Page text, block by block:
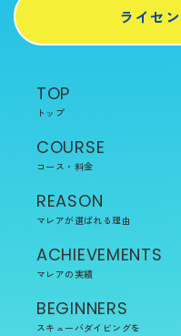
ライセ
TOP
トップ
COURSE
コース・料金
REASON
マレアが選ばれる理由
ACHIEVEMENTS
マレアの実績
BEGINNERS
スキューバダイビングを